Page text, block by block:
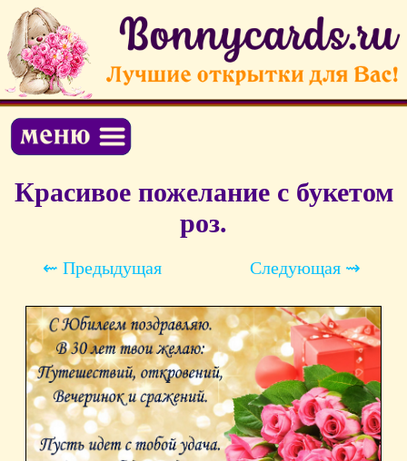
Красивое пожелание с букетом
роз.
⇜ Предыдущая Следующая ⇝